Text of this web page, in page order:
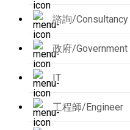
諮詢/Consultancy
政府/Government
IT
工程師/Engineer